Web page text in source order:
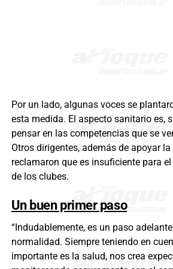
Por un lado, algunas voces se
esta medida. El aspecto sanitario es,
pensar en las competencias que se
Otros dirigentes, además de apoyar
reclamaron que es insuficiente para
de los clubes.
Un buen primer paso
“Indudablemente, es un paso
normalidad. Siempre teniendo en
importante es la salud, nos crea